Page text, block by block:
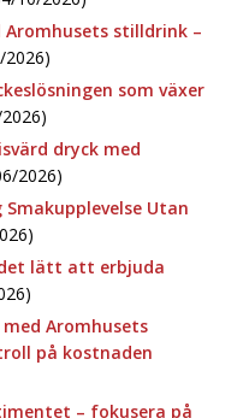
Aromhusets stilldrink –
2026)
som växer
dryck med
2026)
Utan
lätt att erbjuda
Aromhusets
på kostnaden
– fokusera på